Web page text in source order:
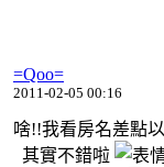
=Qoo=
2011-02-05 00:16
啥!!我看房名差點
其實不錯啦